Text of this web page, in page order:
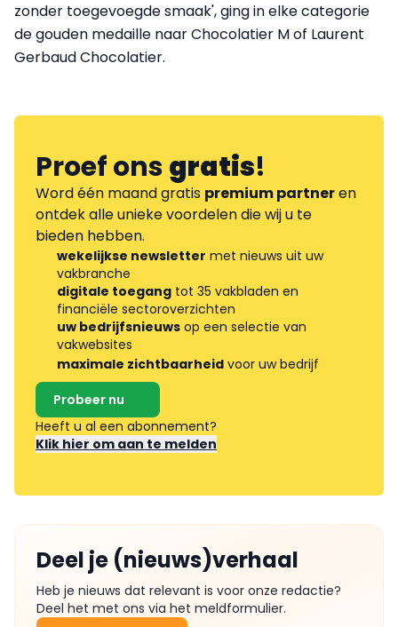
zonder toegevoegde smaak', ging in elke categorie
de gouden medaille naar Chocolatier M of Laurent
Gerbaud Chocolatier.
Proef onsgratis!
Word één maand gratis premium partneren
ontdek alle unieke voordelen die wij u te
bieden hebben.
wekelijkse newsletter met nieuws uit uw
vakbranche
digitale toegang tot 35 vakbladen en
financiële sectoroverzichten
uw bedrijfsnieuws op een selectie van
vakwebsites
maximale zichtbaarheid voor uw bedrijf
Probeer nu
Heeft u al een abonnement?
Klik hier om aan te melden
Deel je (nieuws)verhaal
Heb je nieuws dat relevant is voor onze redactie?
Deel het met ons via het meldformulier.